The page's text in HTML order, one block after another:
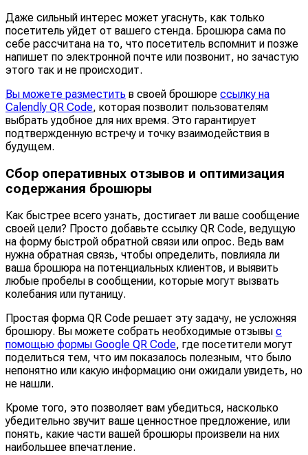
Даже сильный интерес может угаснуть, как только
посетитель уйдет от вашего стенда. Брошюра сама по
себе рассчитана на то, что посетитель вспомнит и позже
напишет по электронной почте или позвонит, но зачастую
этого так и не происходит.
Вы можете разместить в своей брошюре ссылку на
Calendly QR Code, которая позволит пользователям
выбрать удобное для них время. Это гарантирует
подтвержденную встречу и точку взаимодействия в
будущем.
Сбор оперативных отзывов и оптимизация
содержания брошюры
Как быстрее всего узнать, достигает ли ваше сообщение
своей цели? Просто добавьте ссылку QR Code, ведущую
на форму быстрой обратной связи или опрос. Ведь вам
нужна обратная связь, чтобы определить, повлияла ли
ваша брошюра на потенциальных клиентов, и выявить
любые пробелы в сообщении, которые могут вызвать
колебания или путаницу.
Простая форма QR Code решает эту задачу, не усложняя
брошюру. Вы можете собрать необходимые отзывы с
помощью формы Google QR Code, где посетители могут
поделиться тем, что им показалось полезным, что было
непонятно или какую информацию они ожидали увидеть, но
не нашли.
Кроме того, это позволяет вам убедиться, насколько
убедительно звучит ваше ценностное предложение, или
понять, какие части вашей брошюры произвели на них
наибольшее впечатление.